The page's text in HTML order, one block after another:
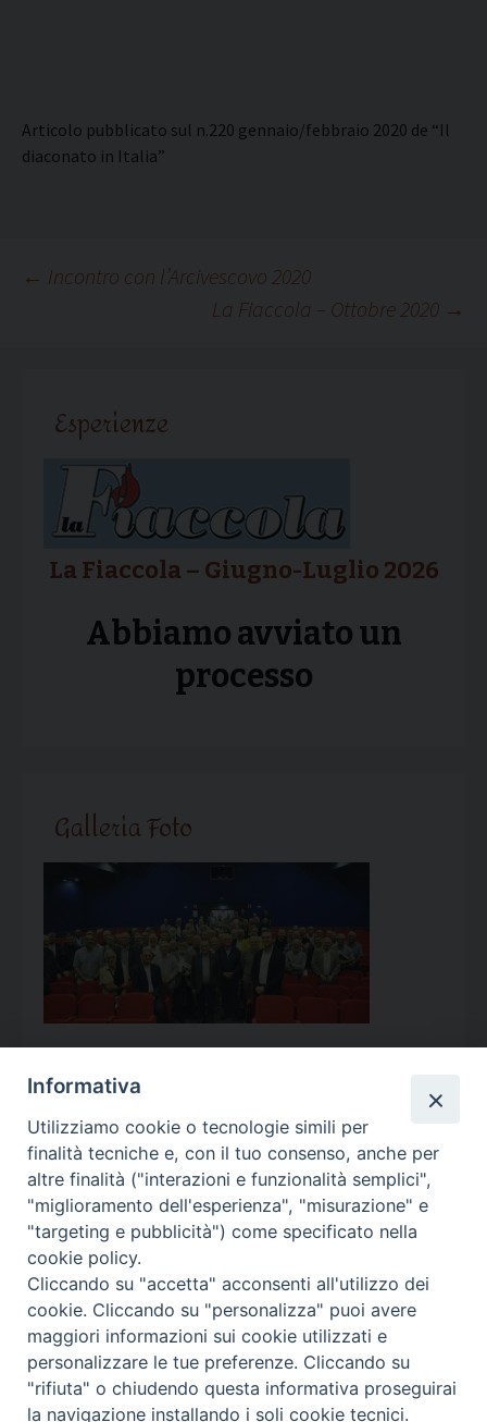
Articolo pubblicato sul n.220 gennaio/febbraio 2020 de “Il
diaconato in Italia”
Navigazione
← Incontro con l’Arcivescovo 2020
La Fiaccola – Ottobre 2020 →
Esperienze
La Fiaccola – Giugno-Luglio 2026
Abbiamo avviato un
processo
Galleria Foto
Calendario Appuntamenti
<< Ago 2026 >>
l m m g v s
d
28
3
4 5 6 7 8
9
10
11 12 13 14 15
17
18 19 21
Informativa
Utilizziamo cookie o tecnologie simili per
finalità tecniche e, con il tuo consenso, anche per
altre finalità ("interazioni e funzionalità semplici",
"miglioramento dell'esperienza", "misurazione" e
"targeting e pubblicità") come specificato nella
cookie policy.
Cliccando su "accetta" acconsenti all'utilizzo dei
cookie. Cliccando su "personalizza" puoi avere
maggiori informazioni sui cookie utilizzati e
personalizzare le tue preferenze. Cliccando su
"rifiuta" o chiudendo questa informativa proseguirai
la navigazione installando i soli cookie tecnici.